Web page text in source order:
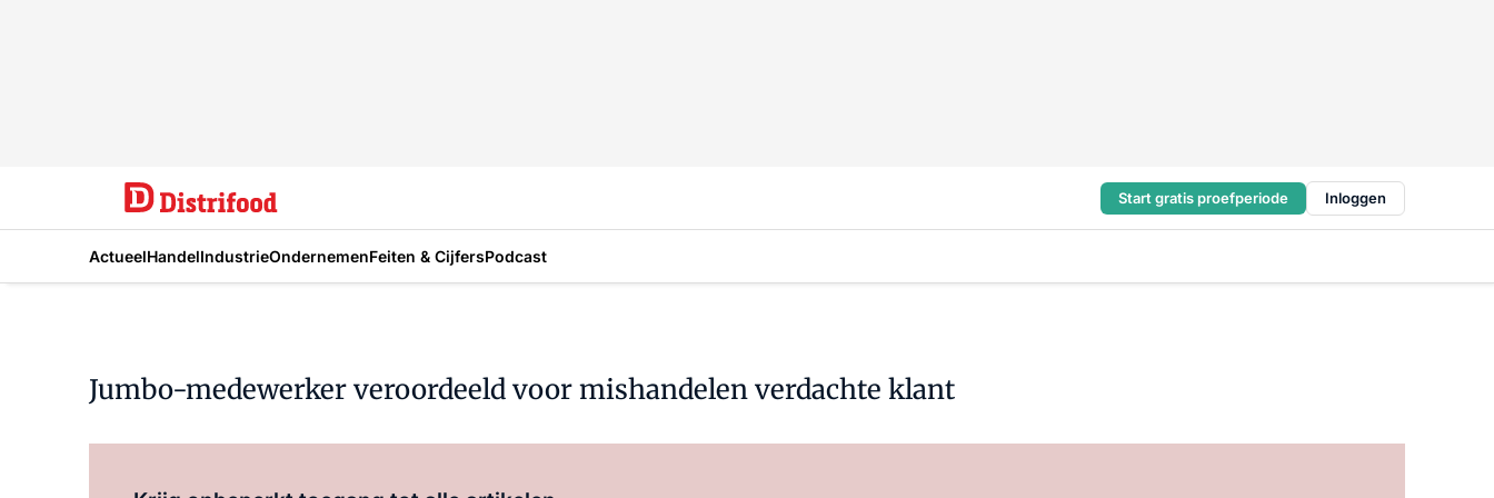
Start gratis proefperiode Inloggen
ActueelHandelIndustrieOndernemenFeiten & CijfersPodcast
Jumbo-medewerker veroordeeld voor mishandelen verdachte klant